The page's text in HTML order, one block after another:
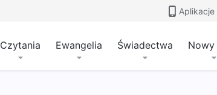
Aplikacje
Czytania Ewangelia Świadectwa Nowy
ludzkiego |
Słowo Boże na
Obnażanie